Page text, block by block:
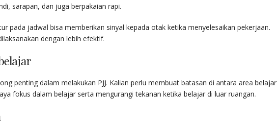
sarapan, dan juga berpakaian rapi.
pada jadwal bisa memberikan sinyal kepada otak ketika menyelesaikan pekerjaan.
dengan lebih efektif.
penting dalam melakukan PJJ. Kalian perlu membuat batasan di antara area belajar
fokus dalam belajar serta mengurangi tekanan ketika belajar di luar ruangan.